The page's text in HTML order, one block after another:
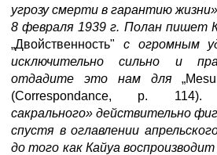
угрозу смерти в гарантию
8 февраля 1939 г. Полан пишет
„Двойственность" с огромным
исключительно сильно и
отдадите это нам для
(Correspondance, p.
сакрального» действительно
спустя в оглавлении
до того как Кайуа воспроизводит